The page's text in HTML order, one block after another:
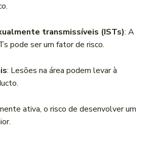
transmissíveis (ISTs): A
pode ser um fator de risco.
: Lesões na área podem levar à
ativa, o risco de desenvolver um